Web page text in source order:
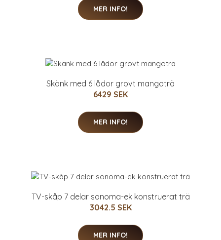
MER INFO!
Skänk med 6 lådor grovt mangoträ
6429 SEK
MER INFO!
TV-skåp 7 delar sonoma-ek konstruerat trä
3042.5 SEK
MER INFO!